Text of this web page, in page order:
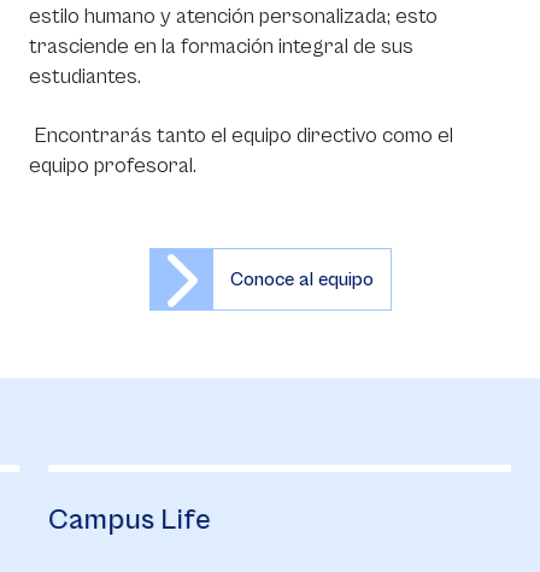
estilo humano y atención personalizada; esto
trasciende en la formación integral de sus
estudiantes.
Encontrarás tanto el equipo directivo como el
equipo profesoral.
Conoce al equipo
Campus Life